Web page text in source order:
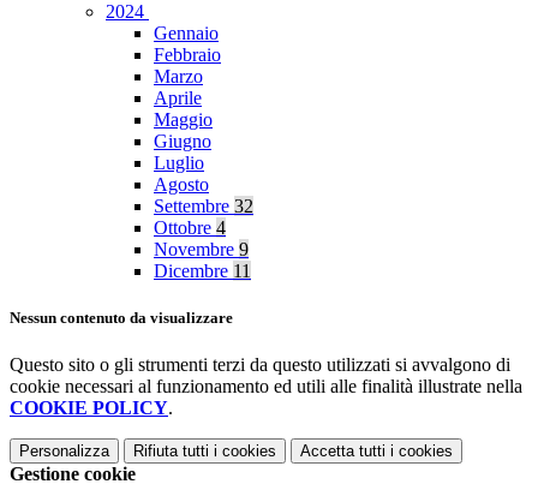
2024
Gennaio
Febbraio
Marzo
Aprile
Maggio
Giugno
Luglio
Agosto
Settembre 32
Ottobre 4
Novembre 9
Dicembre 11
Nessun contenuto da visualizzare
Questo sito o gli strumenti terzi da questo utilizzati si avvalgono di
cookie necessari al funzionamento ed utili alle finalità illustrate nella
COOKIE POLICY.
Personalizza Rifiuta tutti i cookies Accetta tutti i cookies
Gestione cookie